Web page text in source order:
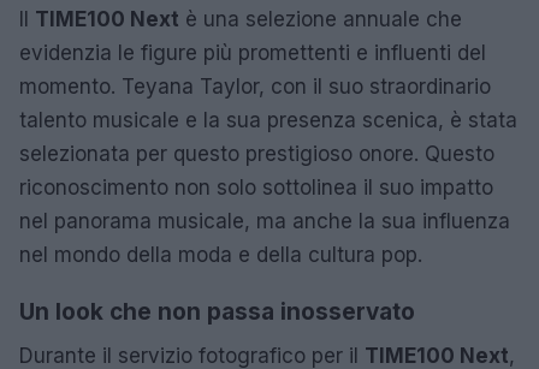
Il TIME100 Next è una selezione annuale che
evidenzia le figure più promettenti e influenti del
momento. Teyana Taylor, con il suo straordinario
talento musicale e la sua presenza scenica, è stata
selezionata per questo prestigioso onore. Questo
riconoscimento non solo sottolinea il suo impatto
nel panorama musicale, ma anche la sua influenza
nel mondo della moda e della cultura pop.
Un look che non passa inosservato
Durante il servizio fotografico per il TIME100 Next,